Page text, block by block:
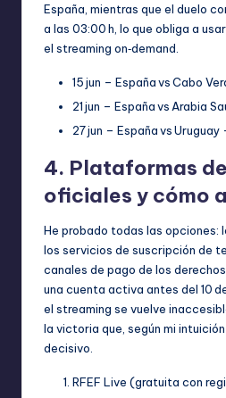
España, mientras que el duelo
a las 03:00 h, lo que obliga a
el streaming on‑demand.
15 jun – España vs Cabo
21 jun – España vs Arabia
27 jun – España vs
4. Plataformas
oficiales y cómo
He probado todas las opciones:
los servicios de suscripción de
canales de pago de los
una cuenta activa antes del 10
el streaming se vuelve
la victoria que, según mi
decisivo.
RFEF Live (gratuita con